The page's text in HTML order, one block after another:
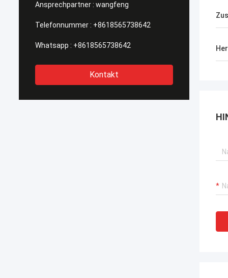
Ansprechpartner : wangfeng
Telefonnummer : +8618565738642
Whatsapp : +8618565738642
Kontakt